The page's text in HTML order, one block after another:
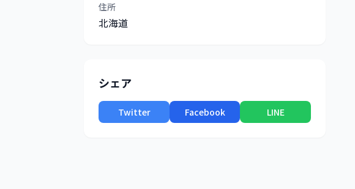
住所
北海道
シェア
Twitter Facebook LINE